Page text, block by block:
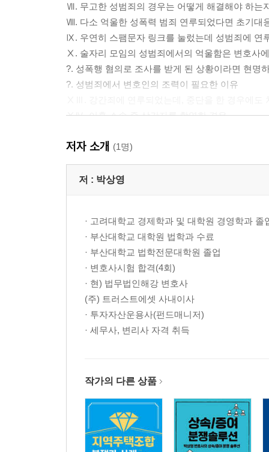
Ⅶ. 무고한 성범죄의 경우는 어떻게 해결해야 하는
Ⅷ. 다소 억울한 성폭력 범죄 연루되었다면 초기대
Ⅸ. 우연히 스팸문자 링크를 눌렀는데 성범죄에 연
Ⅹ. 술자리 모임의 성범죄에서의 억울함은 변호사
?. 성폭행 혐의로 조사를 받게 된 상황이라면 현명
?. 성범죄에서 변호인의 조력이 필요한 이유
ⅩⅣ. 이혼 소송 중 상간자를 촬영한 경우
ⅩⅥ. 성범죄자가 되는 경우, 버스기사, 택시기사
ⅩⅦ. 성범죄자가 되는 경우, 공무원 또는 공무원
ⅩⅧ. 성범죄, 유죄로 인정되는 경우 실형의 가능성
ⅩⅩⅠ. 카메라등이용촬영죄에 대해 말씀드리겠습
ⅩⅩⅡ. 미성년자 성범죄 문제에 관하여
ⅩⅩⅢ. 성범죄 사건 해결을 위해서는 형사전문 변
ⅩⅩⅣ. 성범죄 사건, 스토킹 문제 등 문제는 법률
ⅩⅩⅤ. 성착취물, 성추행 등 성범죄로 수사와 재판
ⅩⅩⅥ. 보안처분에 따른 신상정보 공개, 취업제한
ⅩⅩⅦ. 실형선고 가능성 _ 카메라등이용촬영죄 및
ⅩⅩⅧ. 성추행 등 성범죄 사건에서 좋은 변호사를
ⅩⅩⅩⅠ. 피해자 진술의 신빙성에 따라 유무죄가
ⅩⅩⅩⅢ. 미성년자 성폭력 피해자 진술에 관한 최
ⅩⅩⅩ?Ⅳ. 성범죄 가중처벌에 관하여
ⅩⅩⅩⅤ. 2심 무죄가 대법원에 뒤집힌 사례를 통해
저자 소개 (1명)
저 : 박상영
· 고려대학교 경제학과 및 대학원 경영학과 졸
· 부산대학교 대학원 법학과 수료
· 부산대학교 법학전문대학원 졸업
· 변호사시험 합격(4회)
· 현) 법무법인해강 변호사
(주) 트러스트에셋 사내이사
· 투자자산운용사(펀드매니저)
· 세무사, 변리사 자격 취득
작가의 다른 상품